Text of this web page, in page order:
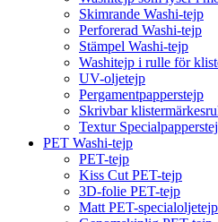
Skimrande Washi-tejp
Perforerad Washi-tejp
Stämpel Washi-tejp
Washitejp i rulle för
UV-oljetejp
Pergamentpapperstejp
Skrivbar
Textur
PET Washi-tejp
PET-tejp
Kiss Cut PET-tejp
3D-folie PET-tejp
Matt PET-specialoljetejp